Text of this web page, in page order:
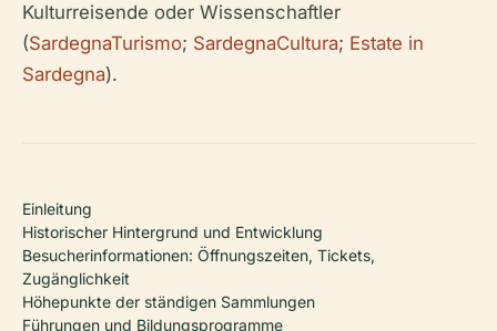
Kulturreisende oder Wissenschaftler
(SardegnaTurismo; SardegnaCultura; Estate in
Sardegna).
Einleitung
Historischer Hintergrund und Entwicklung
Besucherinformationen: Öffnungszeiten, Tickets,
Zugänglichkeit
Höhepunkte der ständigen Sammlungen
Führungen und Bildungsprogramme